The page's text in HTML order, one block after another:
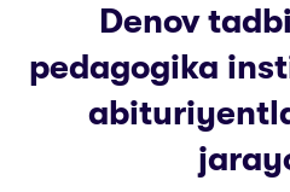
Denov
pedagogika